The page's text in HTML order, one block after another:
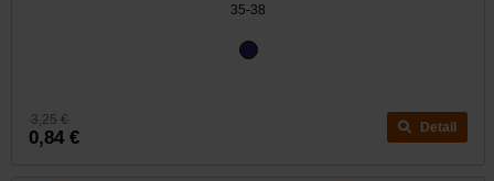
35-38
3,25 €
0,84 € Detail